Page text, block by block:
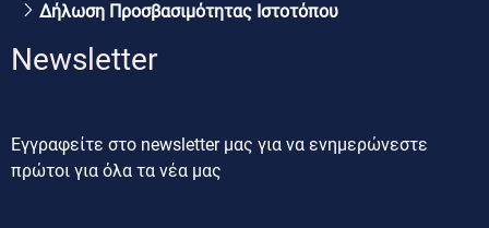
Δήλωση Προσβασιμότητας Ιστοτόπου
Newsletter
Εγγραφείτε στο newsletter μας για να ενημερώνεστε
πρώτοι για όλα τα νέα μας